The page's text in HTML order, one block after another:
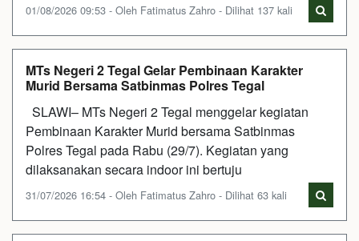
01/08/2026 09:53 - Oleh Fatimatus Zahro - Dilihat 137 kali
MTs Negeri 2 Tegal Gelar Pembinaan Karakter
Murid Bersama Satbinmas Polres Tegal
SLAWI– MTs Negeri 2 Tegal menggelar kegiatan
Pembinaan Karakter Murid bersama Satbinmas
Polres Tegal pada Rabu (29/7). Kegiatan yang
dilaksanakan secara indoor ini bertuju
31/07/2026 16:54 - Oleh Fatimatus Zahro - Dilihat 63 kali